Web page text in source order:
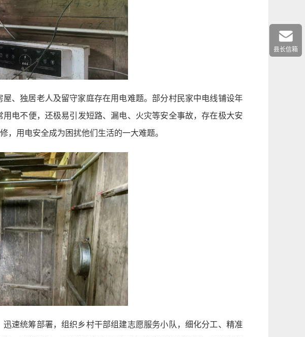
、独居老人及留守家庭存在用电难题。部分村民家中电线铺设年
电不便，还极易引发短路、漏电、火灾等安全事故，存在极大安
，用电安全成为困扰他们生活的一大难题。
速统筹部署，组织乡村干部组建志愿服务小队，细化分工、精准
县长信箱